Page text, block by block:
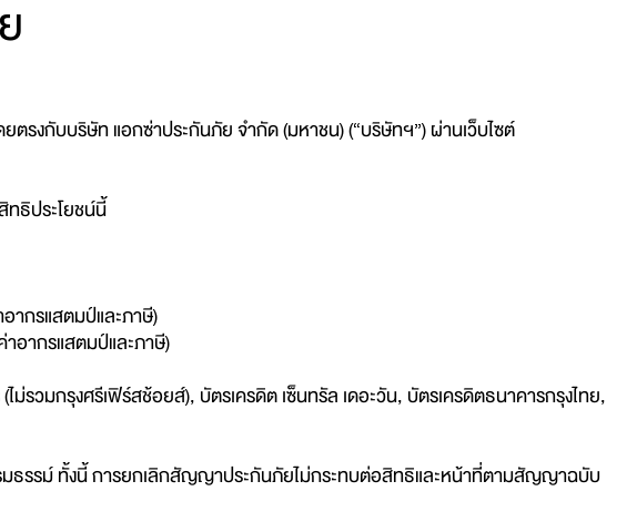
รงกับบริษัท แอกซ่าประกันภัย จำกัด (มหาชน) (“บริษัทฯ”) ผ่านเว็บไซต์
ทธิประโยชน์นี้
ากรแสตมป์และภาษี)
อากรแสตมป์และภาษี)
รวมกรุงศรีเฟิร์สช้อยส์), บัตรเครดิต เซ็นทรัล เดอะวัน, บัตรเครดิตธนาคารกรุงไทย,
มธรรม์ ทั้งนี้ การยกเลิกสัญญาประกันภัยไม่กระทบต่อสิทธิและหน้าที่ตามสัญญาฉบับ